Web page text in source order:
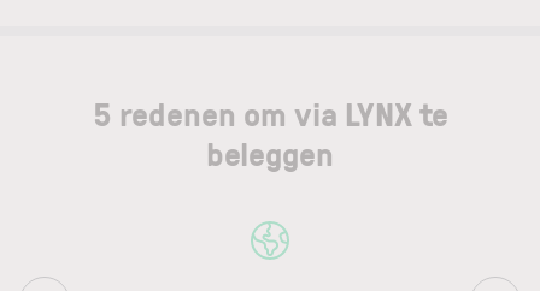
5 redenen om via LYNX te
beleggen